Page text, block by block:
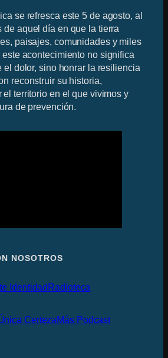
se refresca este 5 de agosto, al
de aquel día en que la tierra
paisajes, comunidades y miles
acontecimiento no significa
el dolor, sino honrar la resiliencia
reconstruir su historia,
el territorio en el que vivimos y
de prevención.
NOSOTROS
IdentidadRadioteca
CertezaMás Podcast